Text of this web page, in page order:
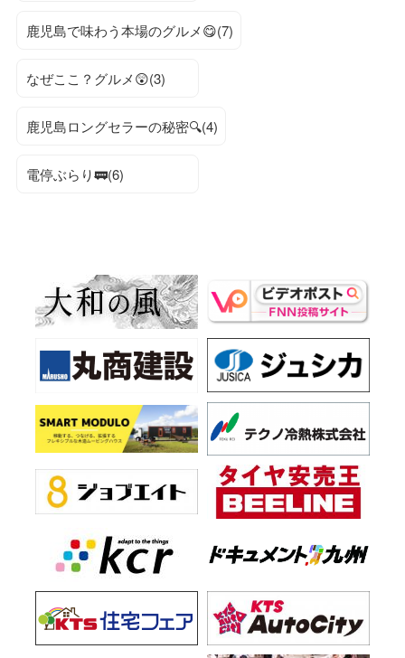
鹿児島で味わう本場のグルメ😋(7)
なぜここ？グルメ😲(3)
鹿児島ロングセラーの秘密🔍(4)
電停ぶらり🚃(6)